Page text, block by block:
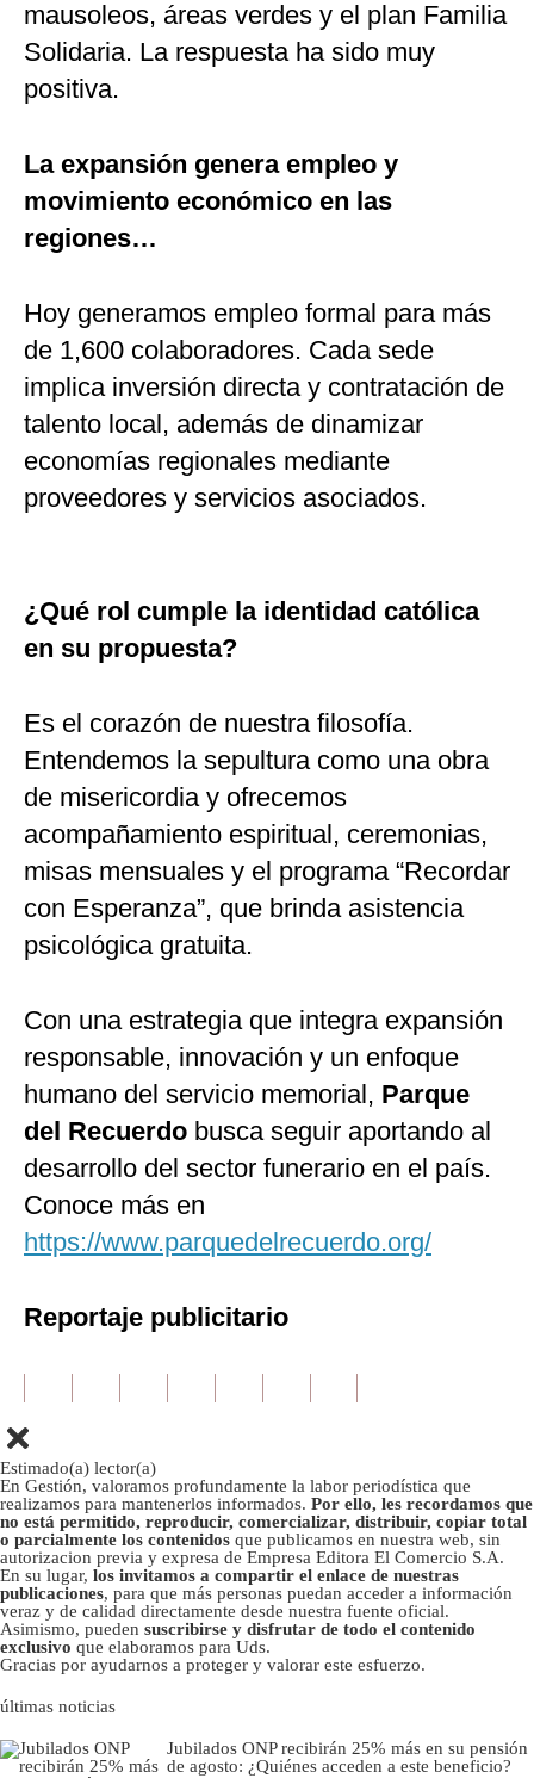
mausoleos, áreas verdes y el plan Familia
Solidaria. La respuesta ha sido muy
positiva.
La expansión genera empleo y
movimiento económico en las
regiones…
Hoy generamos empleo formal para más
de 1,600 colaboradores. Cada sede
implica inversión directa y contratación de
talento local, además de dinamizar
economías regionales mediante
proveedores y servicios asociados.
¿Qué rol cumple la identidad católica
en su propuesta?
Es el corazón de nuestra filosofía.
Entendemos la sepultura como una obra
de misericordia y ofrecemos
acompañamiento espiritual, ceremonias,
misas mensuales y el programa “Recordar
con Esperanza”, que brinda asistencia
psicológica gratuita.
Con una estrategia que integra expansión
responsable, innovación y un enfoque
humano del servicio memorial, Parque
del Recuerdo busca seguir aportando al
desarrollo del sector funerario en el país.
Conoce más en
https://www.parquedelrecuerdo.org/
Reportaje publicitario
Estimado(a) lector(a)
En Gestión, valoramos profundamente la labor periodística que
realizamos para mantenerlos informados. Por ello, les recordamos que
no está permitido, reproducir, comercializar, distribuir, copiar total
o parcialmente los contenidos que publicamos en nuestra web, sin
autorizacion previa y expresa de Empresa Editora El Comercio S.A.
En su lugar, los invitamos a compartir el enlace de nuestras
publicaciones, para que más personas puedan acceder a información
veraz y de calidad directamente desde nuestra fuente oficial.
Asimismo, pueden suscribirse y disfrutar de todo el contenido
exclusivo que elaboramos para Uds.
Gracias por ayudarnos a proteger y valorar este esfuerzo.
últimas noticias
Jubilados ONP recibirán 25% más en su pensión
de agosto: ¿Quiénes acceden a este beneficio?